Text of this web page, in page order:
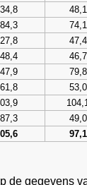
48,1
74,1
47,4
46,7
79,8
53,0
49,0
97,1
de gegevens